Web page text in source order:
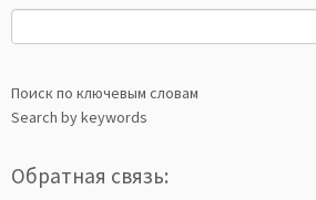
Поиск по ключевым словам
Search by keywords
Обратная связь: